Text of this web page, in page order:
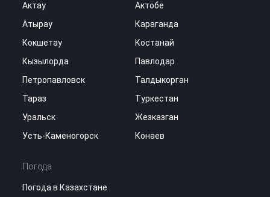
Актау
Актобе
Атырау
Караганда
Кокшетау
Костанай
Кызылорда
Павлодар
Петропавловск
Талдыкорган
Тараз
Туркестан
Уральск
Жезказган
Усть-Каменогорск
Конаев
Погода
Погода в Казахстане